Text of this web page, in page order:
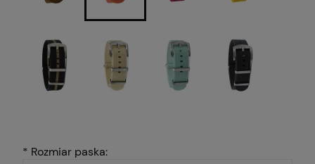
* Rozmiar paska: